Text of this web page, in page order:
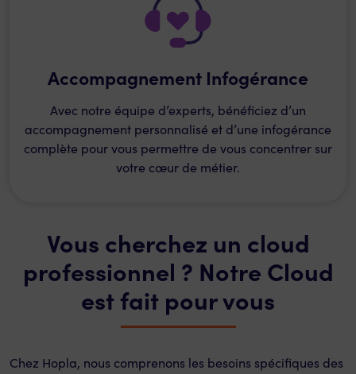
Accompagnement Infogérance
Avec notre équipe d’experts, bénéficiez d’un
accompagnement personnalisé et d’une infogérance
complète pour vous permettre de vous concentrer sur
votre cœur de métier.
Vous cherchez un cloud
professionnel ? Notre Cloud
est fait pour vous
Chez Hopla, nous comprenons les besoins spécifiques des